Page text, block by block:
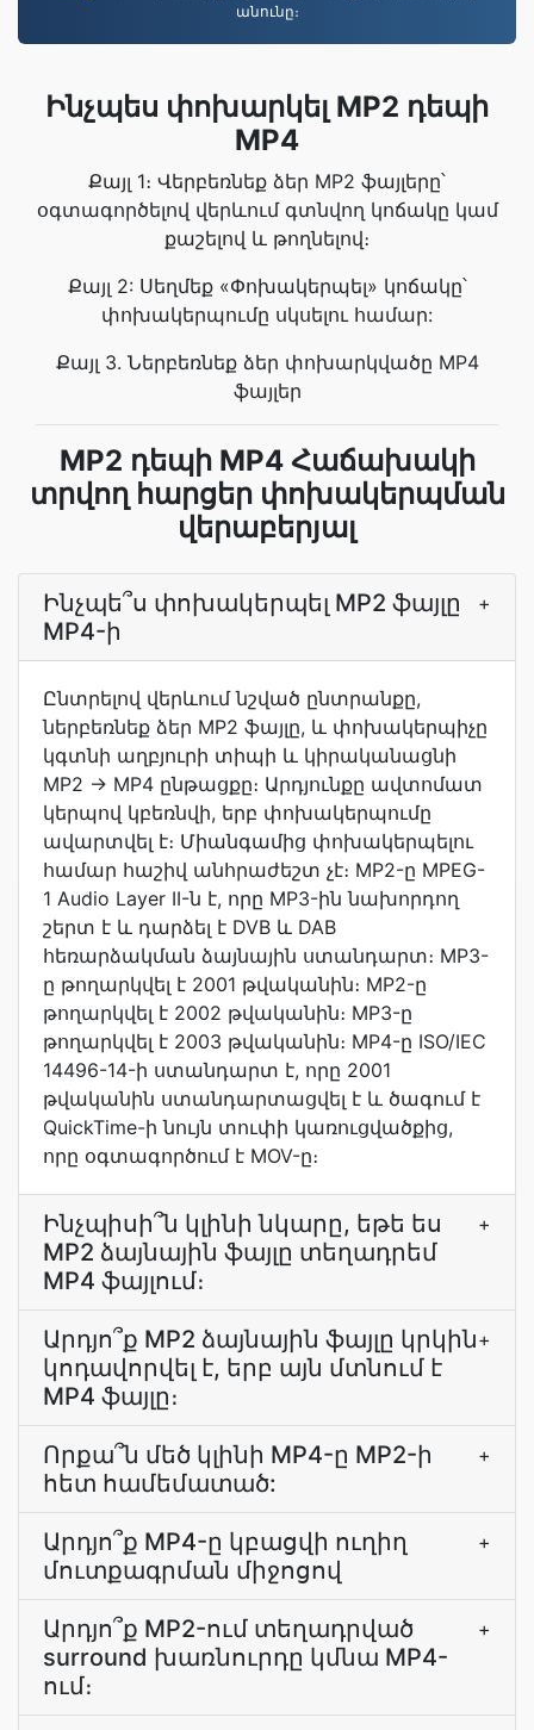
անունը։
Ինչպես փոխարկել MP2 դեպի
MP4
Քայլ 1։ Վերբեռնեք ձեր MP2 ֆայլերը՝
օգտագործելով վերևում գտնվող կոճակը կամ
քաշելով և թողնելով։
Քայլ 2: Սեղմեք «Փոխակերպել» կոճակը՝
փոխակերպումը սկսելու համար:
Քայլ 3. Ներբեռնեք ձեր փոխարկվածը MP4
ֆայլեր
MP2 դեպի MP4 Հաճախակի
տրվող հարցեր փոխակերպման
վերաբերյալ
Ինչպե՞ս փոխակերպել MP2 ֆայլը
MP4-ի
+
Ընտրելով վերևում նշված ընտրանքը,
ներբեռնեք ձեր MP2 ֆայլը, և փոխակերպիչը
կգտնի աղբյուրի տիպի և կիրականացնի
MP2 → MP4 ընթացքը։ Արդյունքը ավտոմատ
կերպով կբեռնվի, երբ փոխակերպումը
ավարտվել է։ Միանգամից փոխակերպելու
համար հաշիվ անհրաժեշտ չէ։ MP2-ը MPEG-
1 Audio Layer II-ն է, որը MP3-ին նախորդող
շերտ է և դարձել է DVB և DAB
հեռարձակման ձայնային ստանդարտ։ MP3-
ը թողարկվել է 2001 թվականին։ MP2-ը
թողարկվել է 2002 թվականին։ MP3-ը
թողարկվել է 2003 թվականին։ MP4-ը ISO/IEC
14496-14-ի ստանդարտ է, որը 2001
թվականին ստանդարտացվել է և ծագում է
QuickTime-ի նույն տուփի կառուցվածքից,
որը օգտագործում է MOV-ը։
Ինչպիսի՞ն կլինի նկարը, եթե ես
MP2 ձայնային ֆայլը տեղադրեմ
MP4 ֆայլում։
+
Արդյո՞ք MP2 ձայնային ֆայլը կրկին
կոդավորվել է, երբ այն մտնում է
MP4 ֆայլը։
+
Որքա՞ն մեծ կլինի MP4-ը MP2-ի
հետ համեմատած:
+
Արդյո՞ք MP4-ը կբացվի ուղիղ
մուտքագրման միջոցով
+
Արդյո՞ք MP2-ում տեղադրված
surround խառնուրդը կմնա MP4-
ում։
+